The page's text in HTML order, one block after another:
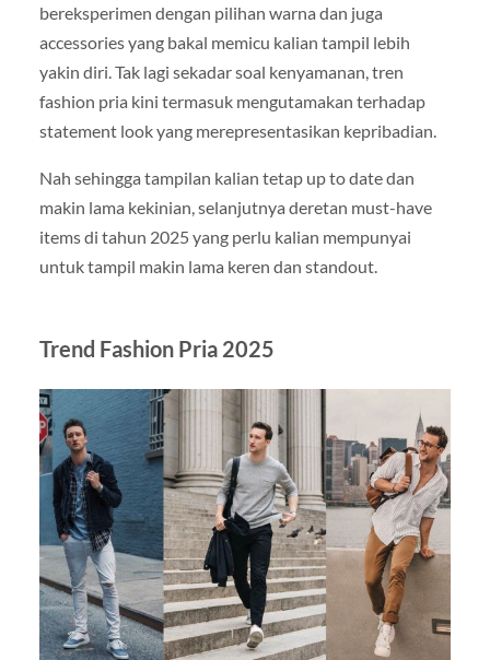
bereksperimen dengan pilihan warna dan juga
accessories yang bakal memicu kalian tampil lebih
yakin diri. Tak lagi sekadar soal kenyamanan, tren
fashion pria kini termasuk mengutamakan terhadap
statement look yang merepresentasikan kepribadian.
Nah sehingga tampilan kalian tetap up to date dan
makin lama kekinian, selanjutnya deretan must-have
items di tahun 2025 yang perlu kalian mempunyai
untuk tampil makin lama keren dan standout.
Trend Fashion Pria 2025